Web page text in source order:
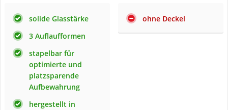
solide Glasstärke
3 Auflaufformen
stapelbar für
optimierte und
platzsparende
Aufbewahrung
hergestellt in
ohne Deckel